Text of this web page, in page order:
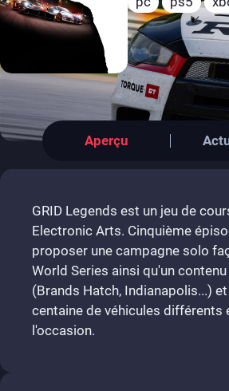
Aperçu
GRID Legends est un jeu de
Electronic Arts. Cinquième
proposer une campagne solo
World Series ainsi qu'un
(Brands Hatch, Indianapolis...)
centaine de véhicules
l'occasion.